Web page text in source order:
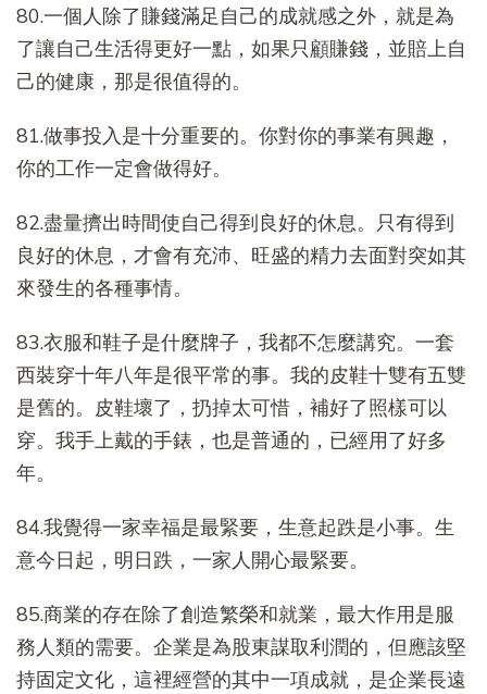
80.一個人除了賺錢滿足自己的成就感之外，就是為
了讓自己生活得更好一點，如果只顧賺錢，並賠上自
己的健康，那是很值得的。
81.做事投入是十分重要的。你對你的事業有興趣，
你的工作一定會做得好。
82.盡量擠出時間使自己得到良好的休息。只有得到
良好的休息，才會有充沛、旺盛的精力去面對突如其
來發生的各種事情。
83.衣服和鞋子是什麼牌子，我都不怎麼講究。一套
西裝穿十年八年是很平常的事。我的皮鞋十雙有五雙
是舊的。皮鞋壞了，扔掉太可惜，補好了照樣可以
穿。我手上戴的手錶，也是普通的，已經用了好多
年。
84.我覺得一家幸福是最緊要，生意起跌是小事。生
意今日起，明日跌，一家人開心最緊要。
85.商業的存在除了創造繁榮和就業，最大作用是服
務人類的需要。企業是為股東謀取利潤的，但應該堅
持固定文化，這裡經營的其中一項成就，是企業長遠